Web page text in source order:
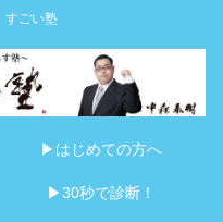
すごい塾
▶はじめての方へ
▶30秒で診断！